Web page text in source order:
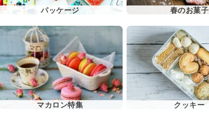
パッケージ 春のお菓子
マカロン特集 クッキー